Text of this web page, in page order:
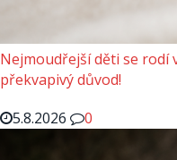
Nejmoudřejší děti se rodí
překvapivý důvod!
5.8.2026
0